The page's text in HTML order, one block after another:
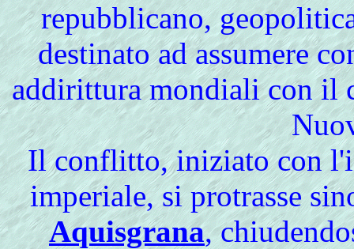
repubblicano,
destinato ad assumere
addirittura mondiali con il
Il conflitto, iniziato con
imperiale, si protrasse
Aquisgrana,